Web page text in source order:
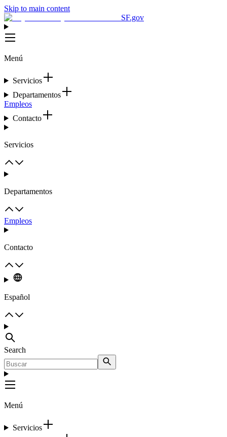
Skip to main content
SF.gov
Menú
Servicios
Departamentos
Empleos
Contacto
Servicios
Departamentos
Empleos
Contacto
Español
Search
Menú
Servicios